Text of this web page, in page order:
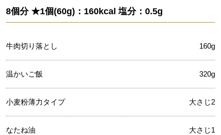
8個分 ★1個(60g)：160kcal 塩分：0.5g
牛肉切り落とし 160g
温かいご飯 320g
小麦粉薄力タイプ 大さじ2
なたね油 大さじ1